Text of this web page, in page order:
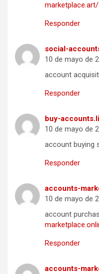
marketplace.art/
Responder
social-
10 de mayo de
account
Responder
buy-
10 de mayo de
account buying
Responder
accounts-
10 de mayo de
account
Responder
accounts-